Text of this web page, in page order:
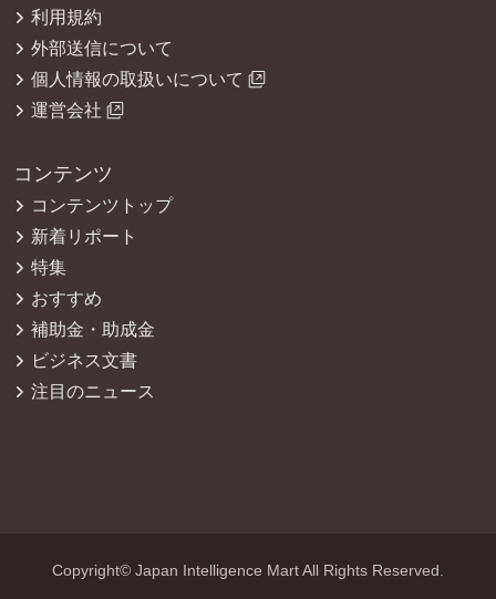
利用規約
外部送信について
個人情報の取扱いについて
運営会社
コンテンツ
コンテンツトップ
新着リポート
特集
おすすめ
補助金・助成金
ビジネス文書
注目のニュース
Copyright© Japan Intelligence Mart All Rights Reserved.